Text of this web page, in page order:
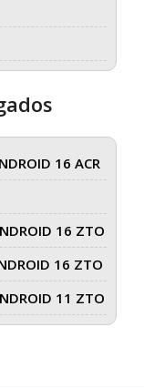
16 ACR
16 ZTO
16 ZTO
11 ZTO